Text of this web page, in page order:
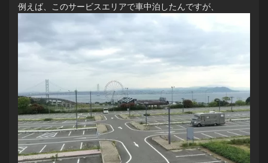
例えば、このサービスエリアで車中泊したんですが、